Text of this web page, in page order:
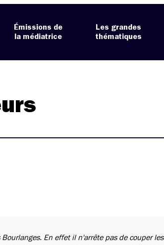
Émissions de
la médiatrice
Les grandes
thématiques
En effet il n'arrête pas de couper les